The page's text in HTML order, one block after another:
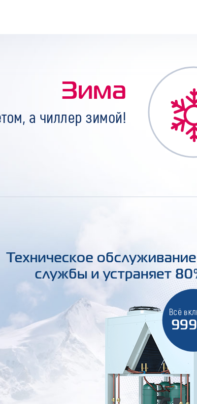
Зима
а чиллер зимой!
Техническое
службы и устраняет
Всё